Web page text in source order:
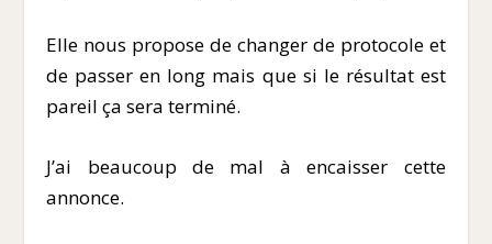
Elle nous propose de changer de protocole et
de passer en long mais que si le résultat est
pareil ça sera terminé.
J’ai beaucoup de mal à encaisser cette
annonce.